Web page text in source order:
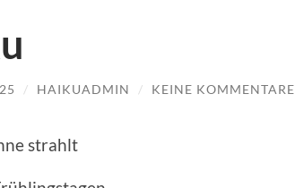
/ HAIKUADMIN / KEINE KOMMENTARE
strahlt